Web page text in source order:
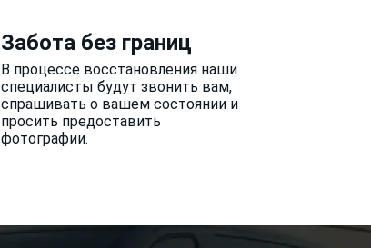
Забота без границ
В процессе восстановления наши
специалисты будут звонить вам,
спрашивать о вашем состоянии и
просить предоставить
фотографии.